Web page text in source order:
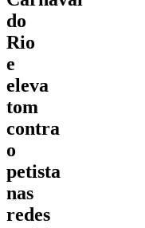
do
Rio
e
eleva
tom
contra
o
petista
nas
redes